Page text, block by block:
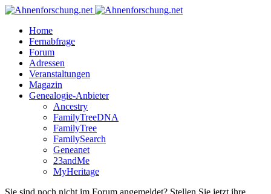
Home
Fernabfrage
Forum
Adressen
Veranstaltungen
Magazin
Genealogie-Anbieter
Ancestry
FamilyTreeDNA
FamilyTree
FamilySearch
Geneanet
23andMe
MyHeritage
Sie sind noch nicht im Forum angemeldet? Stellen Sie jetzt ihre